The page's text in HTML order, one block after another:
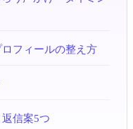
フィールの整え方
信案5つ